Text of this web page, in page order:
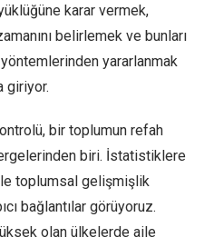
karar vermek,
belirlemek ve bunları
yararlanmak
giriyor.
bir toplumun refah
biri. İstatistiklere
ile toplumsal gelişmişlik
bağlantılar görüyoruz.
olan ülkelerde aile